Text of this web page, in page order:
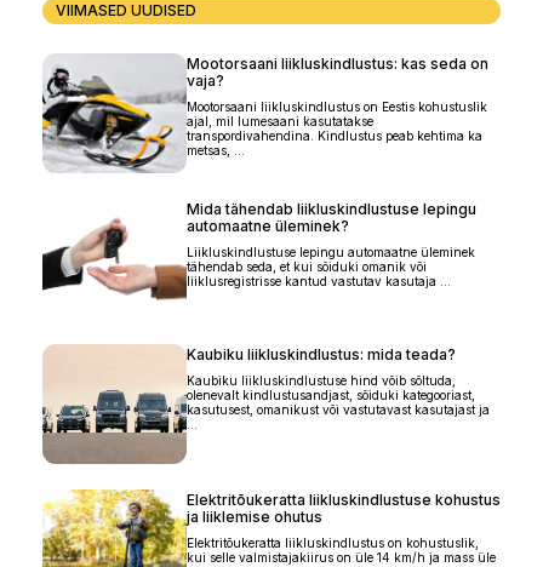
VIIMASED UUDISED
Mootorsaani liikluskindlustus: kas seda on
vaja?
Mootorsaani liikluskindlustus on Eestis kohustuslik
ajal, mil lumesaani kasutatakse
transpordivahendina. Kindlustus peab kehtima ka
metsas, ...
Mida tähendab liikluskindlustuse lepingu
automaatne üleminek?
Liikluskindlustuse lepingu automaatne üleminek
tähendab seda, et kui sõiduki omanik või
liiklusregistrisse kantud vastutav kasutaja ...
Kaubiku liikluskindlustus: mida teada?
Kaubiku liikluskindlustuse hind võib sõltuda,
olenevalt kindlustusandjast, sõiduki kategooriast,
kasutusest, omanikust või vastutavast kasutajast ja
Elektritõukeratta liikluskindlustuse kohustus
ja liiklemise ohutus
Elektritõukeratta liikluskindlustus on kohustuslik,
kui selle valmistajakiirus on üle 14 km/h ja mass üle